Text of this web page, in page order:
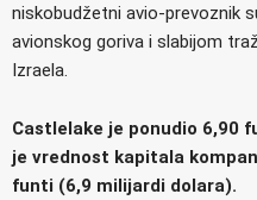
niskobudžetni avio-prevoznik
avionskog goriva i slabijom
Izraela.
Castlelake je ponudio 6,90
je vrednost kapitala
funti (6,9 milijardi dolara).